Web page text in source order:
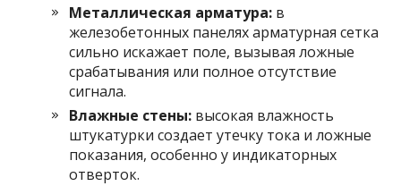
Металлическая арматура: в
железобетонных панелях арматурная сетка
сильно искажает поле, вызывая ложные
срабатывания или полное отсутствие
сигнала.
Влажные стены: высокая влажность
штукатурки создает утечку тока и ложные
показания, особенно у индикаторных
отверток.